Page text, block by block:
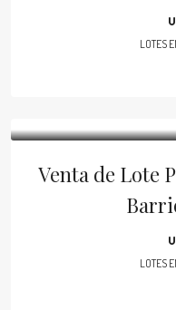
LOTES
Venta de Lote
LOTES